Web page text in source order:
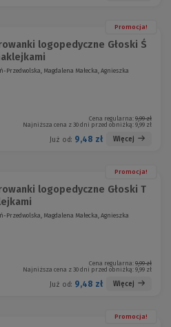
Promocja!
logopedyczne Głoski Ś
Przedwolska, Magdalena Małecka, Agnieszka
Cena regularna: 9,99 zł
Najniższa cena z 30 dni przed obniżką: 9,99 zł
Już od: 9,48 zł Więcej
Promocja!
logopedyczne Głoski T
Przedwolska, Magdalena Małecka, Agnieszka
Cena regularna: 9,99 zł
Najniższa cena z 30 dni przed obniżką: 9,99 zł
Już od: 9,48 zł Więcej
Promocja!